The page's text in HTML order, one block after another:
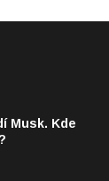
Musk. Kde